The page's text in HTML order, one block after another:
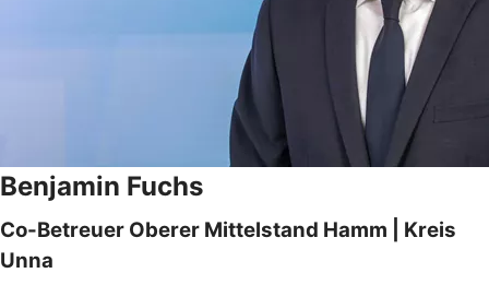
Benjamin Fuchs
Co-Betreuer Oberer Mittelstand Hamm | Kreis
Unna